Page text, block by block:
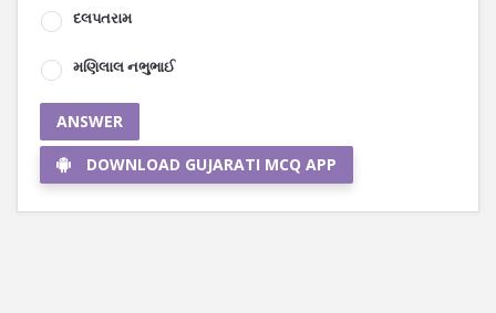
દલપતરામ
મણિલાલ નભુભાઈ
ANSWER
DOWNLOAD GUJARATI MCQ APP